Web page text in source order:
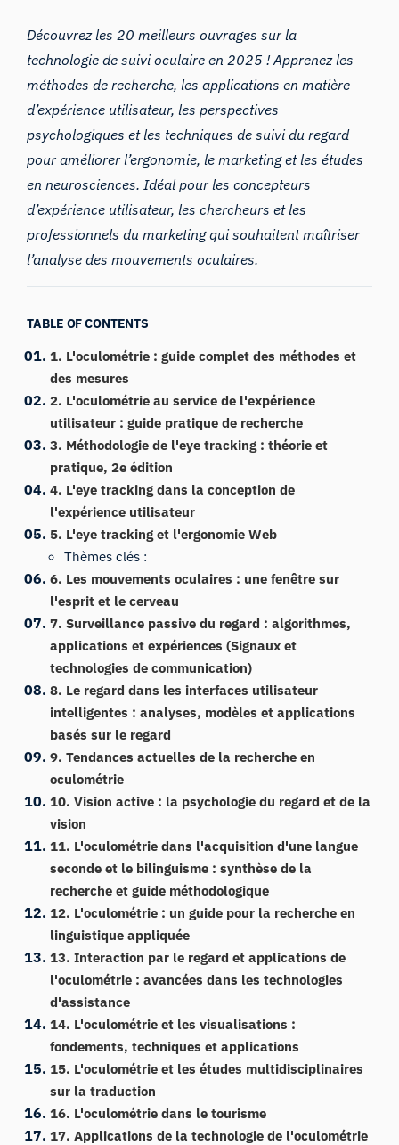
Découvrez les 20 meilleurs ouvrages sur la
technologie de suivi oculaire en 2025 ! Apprenez les
méthodes de recherche, les applications en matière
d’expérience utilisateur, les perspectives
psychologiques et les techniques de suivi du regard
pour améliorer l’ergonomie, le marketing et les études
en neurosciences. Idéal pour les concepteurs
d’expérience utilisateur, les chercheurs et les
professionnels du marketing qui souhaitent maîtriser
l’analyse des mouvements oculaires.
TABLE OF CONTENTS
1. L'oculométrie : guide complet des méthodes et
des mesures
2. L'oculométrie au service de l'expérience
utilisateur : guide pratique de recherche
3. Méthodologie de l'eye tracking : théorie et
pratique, 2e édition
4. L'eye tracking dans la conception de
l'expérience utilisateur
5. L'eye tracking et l'ergonomie Web
Thèmes clés :
6. Les mouvements oculaires : une fenêtre sur
l'esprit et le cerveau
7. Surveillance passive du regard : algorithmes,
applications et expériences (Signaux et
technologies de communication)
8. Le regard dans les interfaces utilisateur
intelligentes : analyses, modèles et applications
basés sur le regard
9. Tendances actuelles de la recherche en
oculométrie
10. Vision active : la psychologie du regard et de la
vision
11. L'oculométrie dans l'acquisition d'une langue
seconde et le bilinguisme : synthèse de la
recherche et guide méthodologique
12. L'oculométrie : un guide pour la recherche en
linguistique appliquée
13. Interaction par le regard et applications de
l'oculométrie : avancées dans les technologies
d'assistance
14. L'oculométrie et les visualisations :
fondements, techniques et applications
15. L'oculométrie et les études multidisciplinaires
sur la traduction
16. L'oculométrie dans le tourisme
17. Applications de la technologie de l'oculométrie